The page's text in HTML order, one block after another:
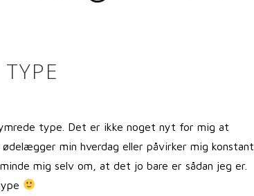
type. Det er ikke noget nyt for mig at
min hverdag eller påvirker mig konstant.
mig selv om, at det jo bare er sådan jeg er.